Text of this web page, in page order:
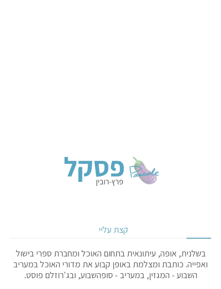
קצת עליי
בשלנית, אופה, עיתונאית בתחום האוכל ומחברת ספרי בישול
ואפייה. כותבת ומצלמת באופן קבוע את מדורי האוכל במעריב
השבוע - המגזין, במעריב - סופהשבוע, ובג'רוזלם פוסט.